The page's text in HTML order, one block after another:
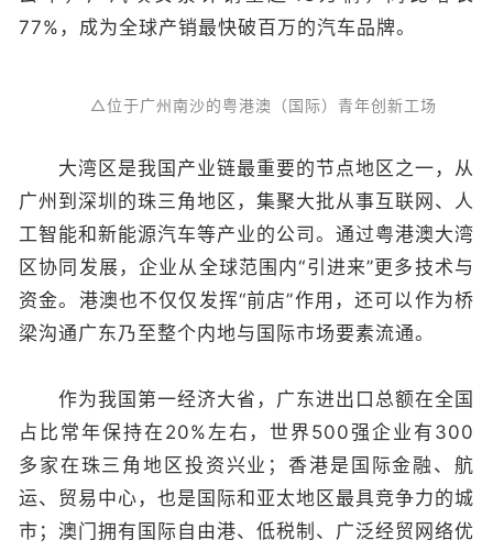
77%，成为全球产销最快破百万的汽车品牌。
△位于广州南沙的粤港澳（国际）青年创新工场
大湾区是我国产业链最重要的节点地区之一，从
广州到深圳的珠三角地区，集聚大批从事互联网、人
工智能和新能源汽车等产业的公司。通过粤港澳大湾
区协同发展，企业从全球范围内“引进来”更多技术与
资金。港澳也不仅仅发挥“前店”作用，还可以作为桥
梁沟通广东乃至整个内地与国际市场要素流通。
作为我国第一经济大省，广东进出口总额在全国
占比常年保持在20%左右，世界500强企业有300
多家在珠三角地区投资兴业；香港是国际金融、航
运、贸易中心，也是国际和亚太地区最具竞争力的城
市；澳门拥有国际自由港、低税制、广泛经贸网络优